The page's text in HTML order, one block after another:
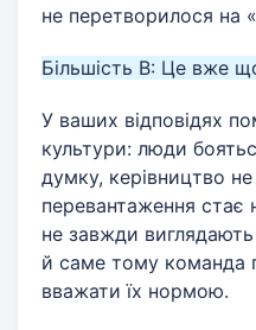
не перетворилося на
Більшість В: Це вже
У ваших відповідях
культури: люди
думку, керівництво
перевантаження
не завжди
й саме тому команда
вважати їх нормою.